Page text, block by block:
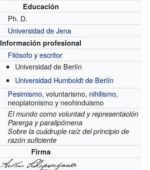
Educación
Ph. D.
Universidad de Jena
Información profesional
Filósofoyescritor
Universidad de Berlín
Universidad Humboldt de Berlín
Pesimismo, voluntarismo, nihilismo,
neoplatonismo y neohinduismo
El mundo como voluntad y representación
Parerga y paralipómena
Sobre la cuádruple raíz del principio de
razón suficiente
Firma